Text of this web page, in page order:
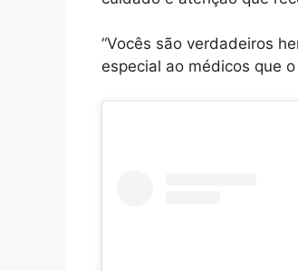
“Vocês são verdadeiros
especial ao médicos que